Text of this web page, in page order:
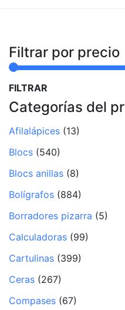
Filtrar por precio
FILTRAR
Categorías del
Afilalápices (13)
Blocs (540)
Blocs anillas (8)
Bolígrafos (884)
Borradores pizarra (5)
Calculadoras (99)
Cartulinas (399)
Ceras (267)
Compases (67)